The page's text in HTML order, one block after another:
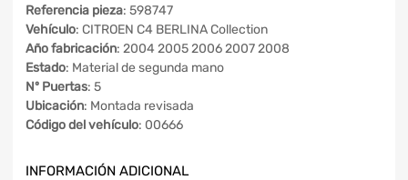
Referencia pieza: 598747
Vehículo: CITROEN C4 BERLINA Collection
Año fabricación: 2004 2005 2006 2007 2008
Estado: Material de segunda mano
Nº Puertas: 5
Ubicación: Montada revisada
Código del vehículo: 00666
INFORMACIÓN ADICIONAL